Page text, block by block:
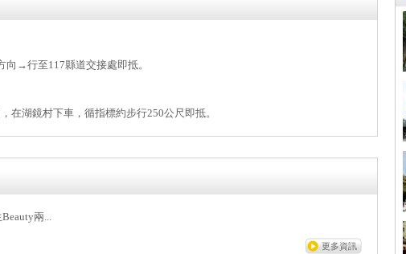
→行至117縣道交接處即抵。
在湖鏡村下車，循指標約步行250公尺即抵。
兩...
更多資訊